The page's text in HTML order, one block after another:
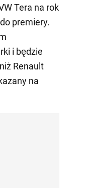
Tera na rok
premiery.
i będzie
Renault
na